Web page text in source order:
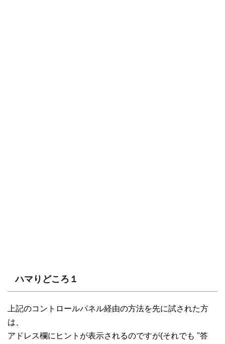
ハマりどころ１
上記のコントロールパネル経由の方法を先に試された方
は、
アドレス欄にヒントが表示されるのですが(それでも "答